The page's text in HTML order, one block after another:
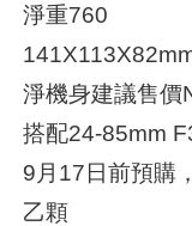
淨重760
淨機身建議售價
搭配24-85mm
9月17日前預購
乙顆